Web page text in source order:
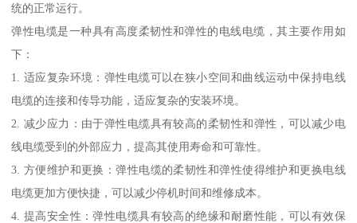
统的正常运行。
弹性电缆是一种具有高度柔韧性和弹性的电线电缆，其主要作用如
下：
1. 适应复杂环境：弹性电缆可以在狭小空间和曲线运动中保持电线
电缆的连接和传导功能，适应复杂的安装环境。
2. 减少应力：由于弹性电缆具有较高的柔韧性和弹性，可以减少电
线电缆受到的外部应力，提高其使用寿命和可靠性。
3. 方便维护和更换：弹性电缆的柔韧性和弹性使得维护和更换电线
电缆更加方便快捷，可以减少停机时间和维修成本。
4. 提高安全性：弹性电缆具有较高的绝缘和耐磨性能，可以有效保